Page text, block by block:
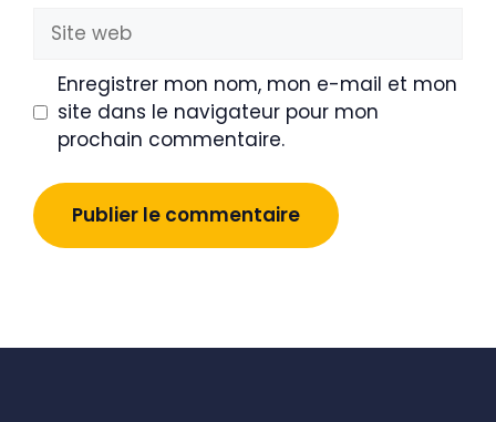
Site
web
Enregistrer mon nom, mon e-mail et mon
site dans le navigateur pour mon
prochain commentaire.